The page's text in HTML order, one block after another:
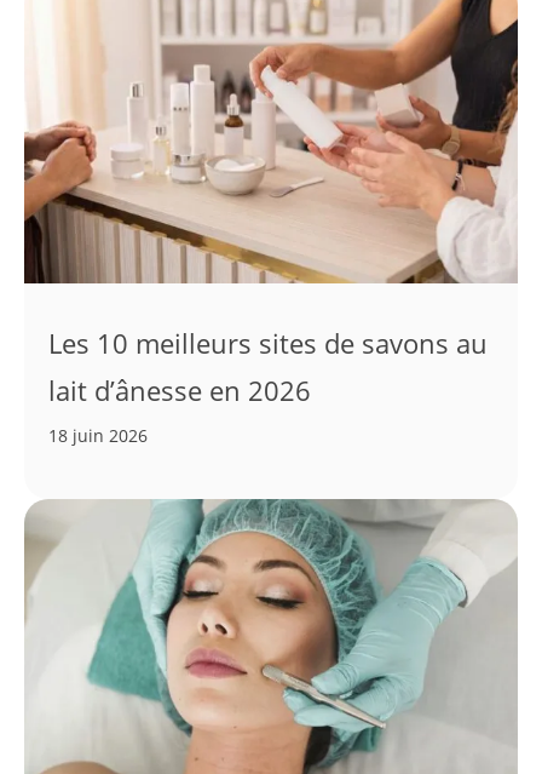
Les 10 meilleurs sites de savons au
lait d’ânesse en 2026
18 juin 2026